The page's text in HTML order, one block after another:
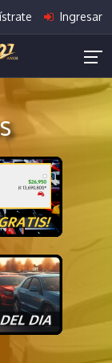
Ingresar